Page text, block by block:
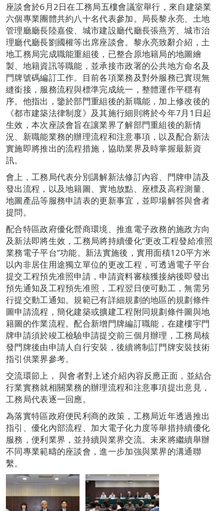
座談會於6月2日在工務局五樓會議室舉行，來自建築業
六個專業團體共約八十名代表參加。局長黎永亮、土地
管理廳廳長陸嘉俊、城市建設廳代廳長張燕芳、城市治
理廳代廳長劉國權等出席座談會。黎永亮致辭介紹，土
地工務局完成職能重組後，已整合原地籍局的地圖繪
製、地籍資訊等職能，並承接市政署的公共地方命名及
門牌號碼編訂工作。目前各項業務及對外服務已實現無
縫銜接，服務流程與標準完成統一，整體運作平穩有
序。他指出，鑒於部門重組後的新職能，加上修改後的
《都市建築法律制度》及其施行細則將於今年7月1日起
生效，本次座談會旨在讓業界了解部門重組後的新情
況、新職能業務的辦理流程和注意事項，以及配合新法
實施即將推出的流程措施，協助業界及時掌握最新資
訊。
會上，工務局代表分別講解新法修訂內容、門牌申請及
發出流程，以及地籍圖、實地放點、座標及高程測量、
地圖產品等服務申請表的更新事宜，並即場解答與會者
提問。
配合特區政府優化營商環境、推進電子政務的施政方向
及新法即將生效，工務局將持續優化“更改工程發給准照
業務電子平台”功能。新法實施後，實用面積120平方米
以內非居住用途獨立單位的更改工程，可透過電子平台
提交工程預先准照申請，申請資料審核獲接納後即發出
預先通知及工程預先准照，工程翌日便可動工，無需另
行提交動工通知。規範已有詳細規劃的地區的規劃條件
圖申請流程，簡化建築或擴建工程附同規劃條件圖與地
籍圖的作業流程。配合新增門牌編訂職能，在建樓宇門
牌申請須於竣工檢驗申請提交前三個月辦理，工務局核
發門牌後由申請人自行安裝，後續將制訂門牌安裝技術
指引供業界參考。
交流環節上， 與會者對上述介紹內容反應正面，並結合
行業實務就相關業務的辦理流程和注意事項提出意見，
工務局代表逐一回應。
為落實特區政府便民利商的政策，工務局近年透過推出
指引、優化內部流程、加大電子化力度等舉措持續優化
服務，便利業界，並持續與業界交流。未來將繼續舉辦
不同專業範疇的座談會，進一步加強與業界的溝通聯
繫。